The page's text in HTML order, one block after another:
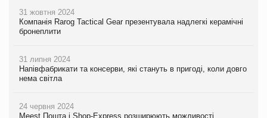
31 жовтня 2024
Компанія Rarog Tactical Gear презентувала надлегкі керамічні
бронеплити
31 липня 2024
Напівфабрикати та консерви, які стануть в пригоді, коли довго
нема світла
24 червня 2024
Meest Пошта і Shop-Express розширюють можливості